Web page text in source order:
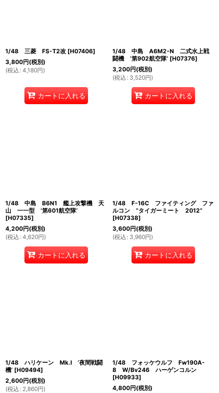
1/48 三菱 FS-T2改 [H07406]
3,800円(税別)
(税込 : 4,180円)
カートに入れる
1/48 中島 A6M2-N 二式水上戦
闘機 ’第902航空隊’ [H07376]
3,200円(税別)
(税込 : 3,520円)
カートに入れる
1/48 中島 B6N1 艦上攻撃機 天
山 一一型 ’第601航空隊’
[H07335]
4,200円(税別)
(税込 : 4,620円)
カートに入れる
1/48 F-16C ファイティング ファ
ルコン ”タイガーミート 2012”
[H07338]
3,600円(税別)
(税込 : 3,960円)
カートに入れる
1/48 ハリケーン Mk.I ’夜間戦闘
機’ [H09494]
2,600円(税別)
(税込 : 2,860円)
1/48 フォッケウルフ Fw190A-
8 W/Bv246 ハーゲンコルン
[H09933]
4,800円(税別)